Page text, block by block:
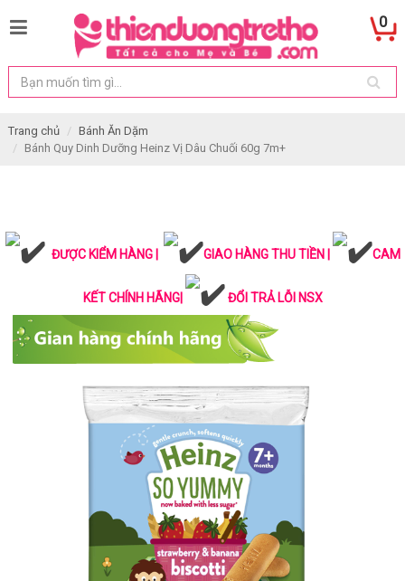
0
Trang chủ
Bánh Ăn Dặm
Bánh Quy Dinh Dưỡng Heinz Vị Dâu Chuối 60g 7m+
ĐƯỢC KIỂM HÀNG | GIAO HÀNG THU TIỀN | CAM
KẾT CHÍNH HÃNG| ĐỔI TRẢ LỖI NSX